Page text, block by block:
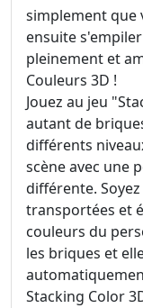
simplement que
ensuite
pleinement et
Couleurs 3D !
Jouez au jeu
autant de
différents
scène avec une
différente.
transportées et
couleurs du
les briques et
Stacking Color